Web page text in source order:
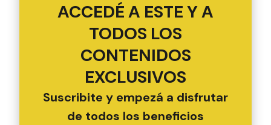
ACCEDÉ A ESTE Y A
TODOS LOS
CONTENIDOS
EXCLUSIVOS
Suscribite y empezá a disfrutar
de todos los beneficios